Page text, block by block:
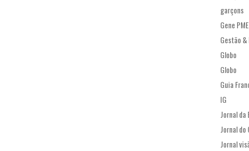
garçons
Gene PME
Gestão
Globo
Globo
Guia
IG
Jornal da
Jornal do
Jornal